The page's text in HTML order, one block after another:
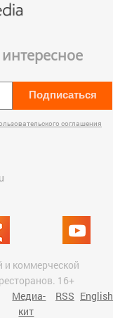
Подписаться
соглашения
и коммерческой
16+
Медиа-
кит
RSS English